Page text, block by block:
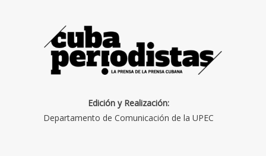
Edición y Realización:
Departamento de Comunicación de la UPEC